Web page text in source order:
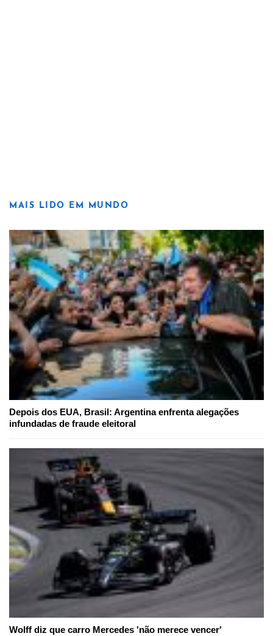
MAIS LIDO EM MUNDO
Depois dos EUA, Brasil: Argentina enfrenta alegações
infundadas de fraude eleitoral
Wolff diz que carro Mercedes 'não merece vencer'